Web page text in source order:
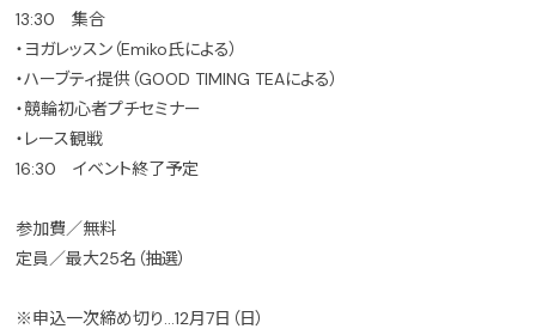
13:30 集合
・ヨガレッスン（Emiko氏による）
・ハーブティ提供（GOOD TIMING TEAによる）
・競輪初心者プチセミナー
・レース観戦
16:30 イベント終了予定
参加費／無料
定員／最大25名（抽選）
※申込一次締め切り…12月7日（日）